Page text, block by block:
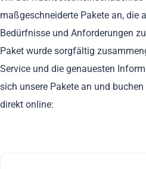
maßgeschneiderte Pakete an, die
Bedürfnisse und Anforderungen
Paket wurde sorgfältig
Service und die genauesten
sich unsere Pakete an und
direkt online: